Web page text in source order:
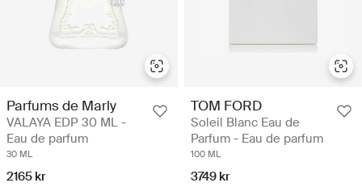
Parfums de Marly
VALAYA EDP 30 ML -
Eau de parfum
30 ML
2165 kr
TOM FORD
Soleil Blanc Eau de
Parfum - Eau de parfum
100 ML
3749 kr